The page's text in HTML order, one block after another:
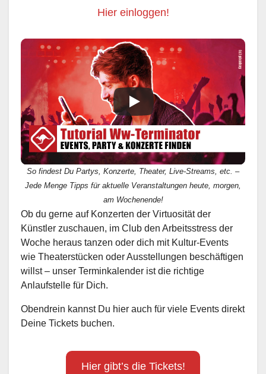
Hier einloggen!
So findest Du Partys, Konzerte, Theater, Live-Streams, etc. –
Jede Menge Tipps für aktuelle Veranstaltungen heute, morgen,
am Wochenende!
Ob du gerne auf Konzerten der Virtuosität der
Künstler zuschauen, im Club den Arbeitsstress der
Woche heraus tanzen oder dich mit Kultur-Events
wie Theaterstücken oder Ausstellungen beschäftigen
willst – unser Terminkalender ist die richtige
Anlaufstelle für Dich.
Obendrein kannst Du hier auch für viele Events direkt
Deine Tickets buchen.
Hier gibt’s die Tickets!